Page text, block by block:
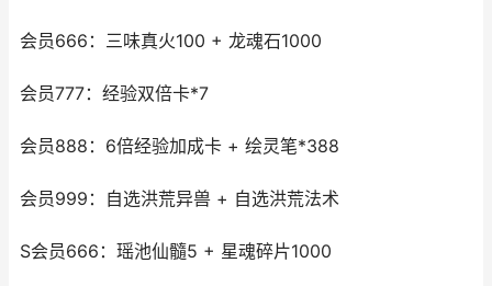
会员666：三味真火100 + 龙魂石1000
会员777：经验双倍卡*7
会员888：6倍经验加成卡 + 绘灵笔*388
会员999：自选洪荒异兽 + 自选洪荒法术
S会员666：瑶池仙髓5 + 星魂碎片1000